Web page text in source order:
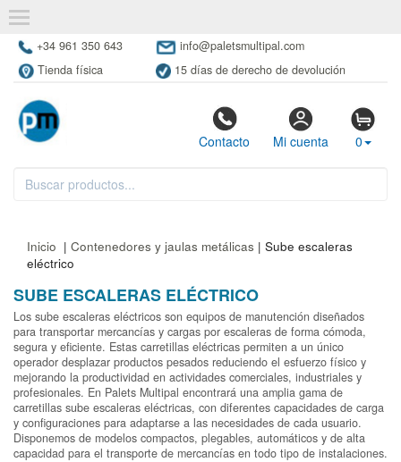
+34 961 350 643
info@paletsmultipal.com
Tienda física
15 días de derecho de devolución
Contacto Mi cuenta 0
Inicio | Contenedores y jaulas metálicas | Sube escaleras
eléctrico
SUBE ESCALERAS ELÉCTRICO
Los sube escaleras eléctricos son equipos de manutención diseñados
para transportar mercancías y cargas por escaleras de forma cómoda,
segura y eficiente. Estas carretillas eléctricas permiten a un único
operador desplazar productos pesados reduciendo el esfuerzo físico y
mejorando la productividad en actividades comerciales, industriales y
profesionales. En Palets Multipal encontrará una amplia gama de
carretillas sube escaleras eléctricas, con diferentes capacidades de carga
y configuraciones para adaptarse a las necesidades de cada usuario.
Disponemos de modelos compactos, plegables, automáticos y de alta
capacidad para el transporte de mercancías en todo tipo de instalaciones.